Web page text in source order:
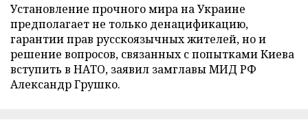
Установление прочного мира на Украине
предполагает не только денацификацию,
гарантии прав русскоязычных жителей, но и
решение вопросов, связанных с попытками Киева
вступить в НАТО, заявил замглавы МИД РФ
Александр Грушко.